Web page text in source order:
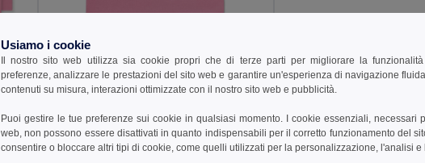
COTTONEL COLOUR + Shopper in cotone 140gr
1,69 € -8%
VIVEKA COLOUR Shopper in cotone riciclato
GiftRetail MO2302
+9 Colori
1,70 €
Egotier 92537
+3 Colori
Usiamo i cookie
Il nostro sito web utilizza sia cookie propri che di terze parti per migliorare la
preferenze, analizzare le prestazioni del sito web e garantire un'esperienza di navigazione
contenuti su misura, interazioni ottimizzate con il nostro sito web e pubblicità.
Puoi gestire le tue preferenze sui cookie in qualsiasi momento. I cookie essenziali, necessari
web, non possono essere disattivati in quanto indispensabili per il corretto funzionamento del
consentire o bloccare altri tipi di cookie, come quelli utilizzati per la personalizzazione, l'analisi e